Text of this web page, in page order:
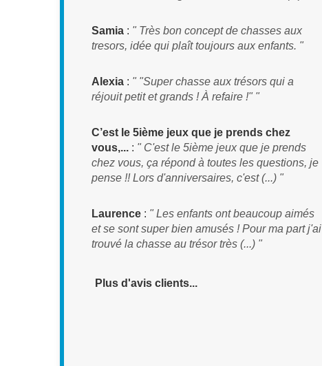
Samia : " Très bon concept de chasses aux
tresors, idée qui plaît toujours aux enfants. "
Alexia : " "Super chasse aux trésors qui a
réjouit petit et grands ! À refaire !" "
C’est le 5ième jeux que je prends chez
vous,... : " C'est le 5ième jeux que je prends
chez vous, ça répond à toutes les questions, je
pense !! Lors d'anniversaires, c'est (...) "
Laurence : " Les enfants ont beaucoup aimés
et se sont super bien amusés ! Pour ma part j'ai
trouvé la chasse au trésor très (...) "
Plus d'avis clients...